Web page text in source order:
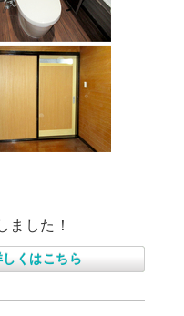
ました！
しくはこちら